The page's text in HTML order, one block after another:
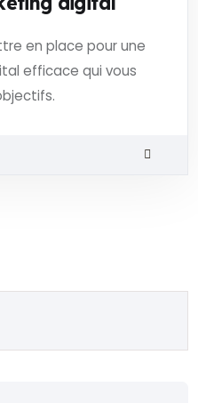
en place pour une
efficace qui vous